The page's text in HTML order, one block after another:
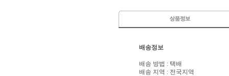
배송정보
배송 방법 : 택배
배송 지역 : 전국지역